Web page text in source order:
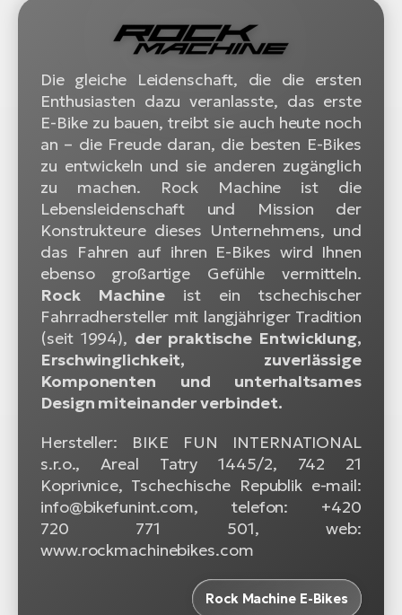
Die gleiche Leidenschaft, die die ersten
Enthusiasten dazu veranlasste, das erste
E-Bike zu bauen, treibt sie auch heute noch
an – die Freude daran, die besten E-Bikes
zu entwickeln und sie anderen zugänglich
zu machen. Rock Machine ist die
Lebensleidenschaft und Mission der
Konstrukteure dieses Unternehmens, und
das Fahren auf ihren E-Bikes wird Ihnen
ebenso großartige Gefühle vermitteln.
Rock Machine ist ein tschechischer
Fahrradhersteller mit langjähriger Tradition
(seit 1994), der praktische Entwicklung,
Erschwinglichkeit, zuverlässige
Komponenten und unterhaltsames
Design miteinander verbindet.
Hersteller: BIKE FUN INTERNATIONAL
s.r.o., Areal Tatry 1445/2, 742 21
Koprivnice, Tschechische Republik e-mail:
info@bikefunint.com, telefon: +420
720 771 501, web:
www.rockmachinebikes.com
Rock Machine E-Bikes